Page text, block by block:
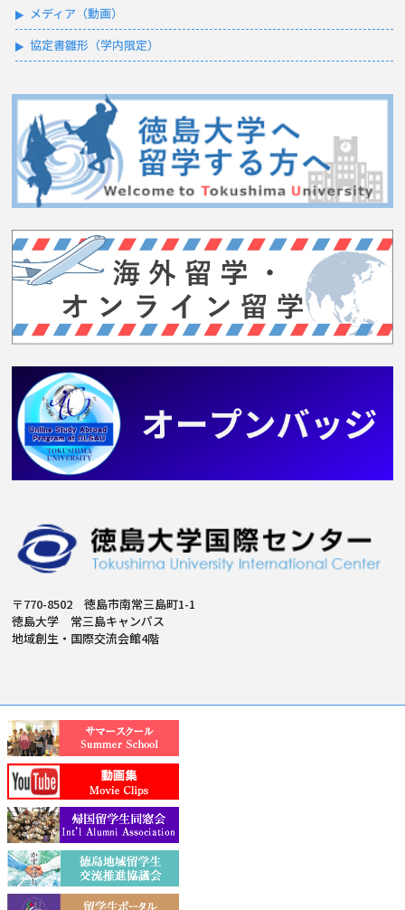
メディア（動画）
協定書雛形（学内限定）
〒770-8502 徳島市南常三島町1-1
徳島大学 常三島キャンパス
地域創生・国際交流会館4階